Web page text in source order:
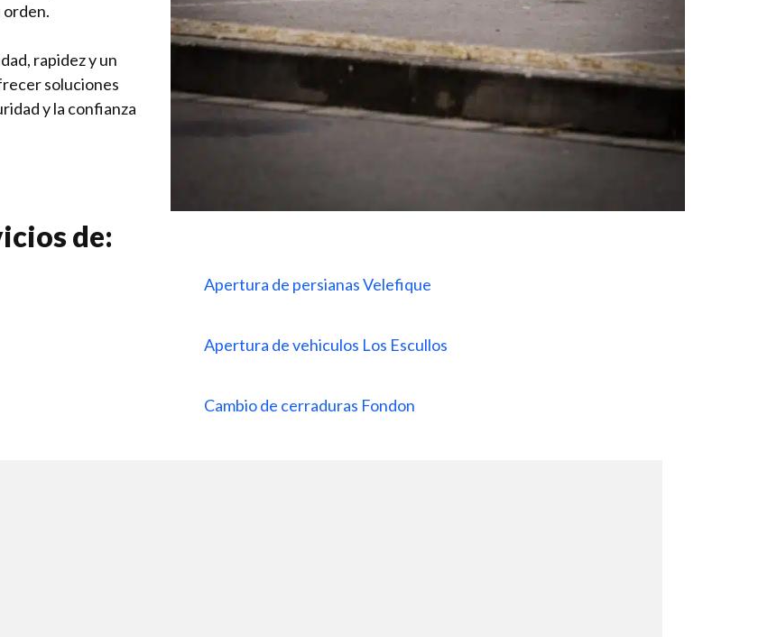
orden.
rapidez y un
soluciones
y la confianza
de:
Apertura de persianas Velefique
Apertura de vehiculos Los Escullos
Cambio de cerraduras Fondon